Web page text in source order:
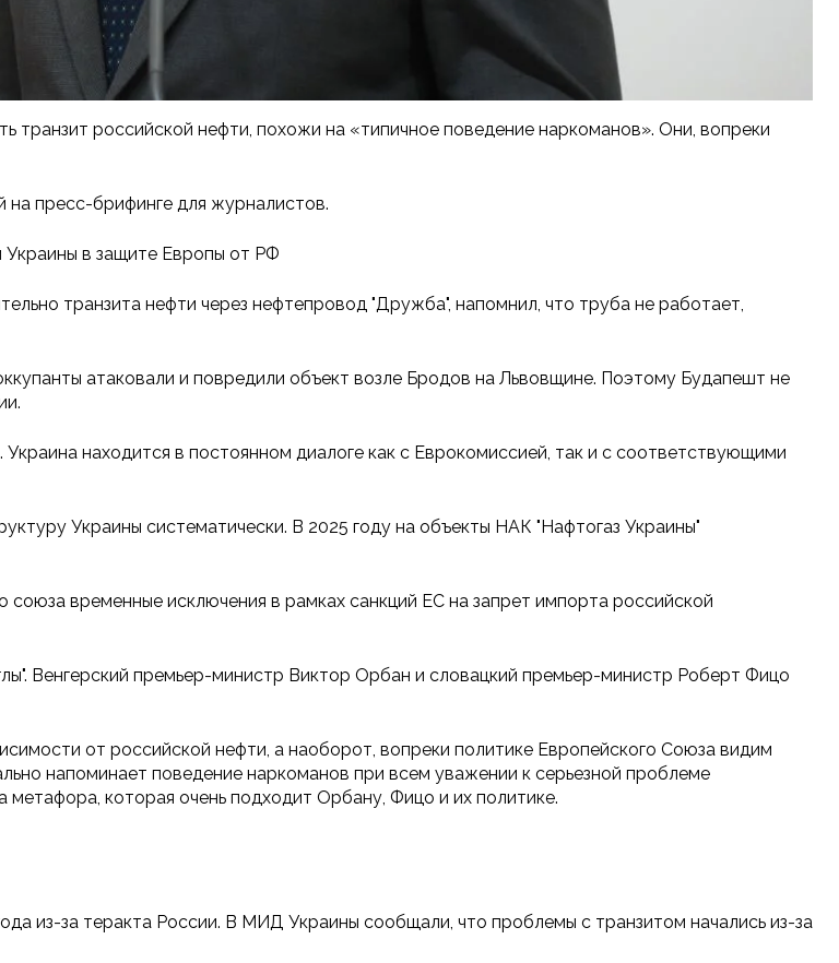
российской нефти, похожи на «типичное поведение наркоманов». Они, вопреки
пресс-брифинге для журналистов.
Украины в защите Европы от РФ
транзита нефти через нефтепровод "Дружба", напомнил, что труба не работает,
атаковали и повредили объект возле Бродов на Львовщине. Поэтому Будапешт не
находится в постоянном диалоге как с Еврокомиссией, так и с соответствующими
Украины систематически. В 2025 году на объекты НАК "Нафтогаз Украины"
союза временные исключения в рамках санкций ЕС на запрет импорта российской
Венгерский премьер-министр Виктор Орбан и словацкий премьер-министр Роберт Фицо
от российской нефти, а наоборот, вопреки политике Европейского Союза видим
напоминает поведение наркоманов при всем уважении к серьезной проблеме
которая очень подходит Орбану, Фицо и их политике.
из-за теракта России. В МИД Украины сообщали, что проблемы с транзитом начались из-за